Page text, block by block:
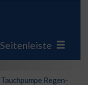
Seitenleiste
Tauchpumpe Regen-